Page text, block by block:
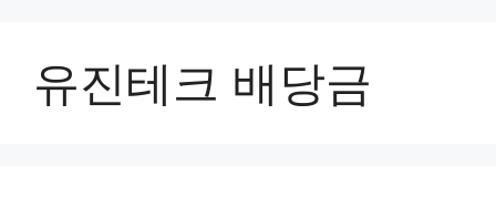
유진테크 배당금